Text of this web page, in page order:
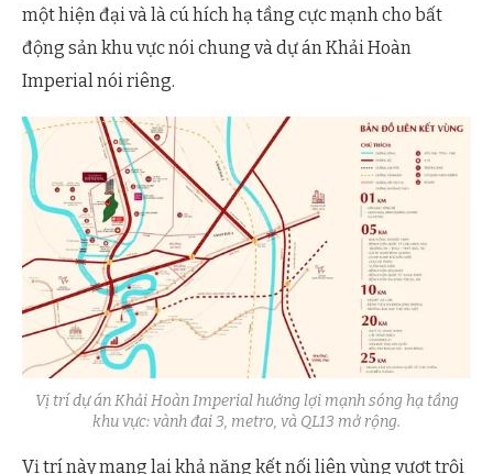
một hiện đại và là cú hích hạ tầng cực mạnh cho bất
động sản khu vực nói chung và dự án Khải Hoàn
Imperial nói riêng.
Vị trí dự án Khải Hoàn Imperial hưởng lợi mạnh sóng hạ tầng
khu vực: vành đai 3, metro, và QL13 mở rộng.
Vị trí này mang lại khả năng kết nối liên vùng vượt trội